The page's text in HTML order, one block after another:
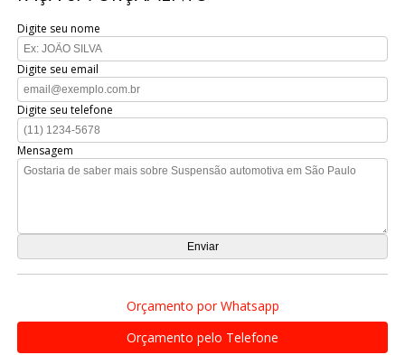
Digite seu nome
Digite seu email
Digite seu telefone
Mensagem
Orçamento por Whatsapp
Orçamento pelo Telefone